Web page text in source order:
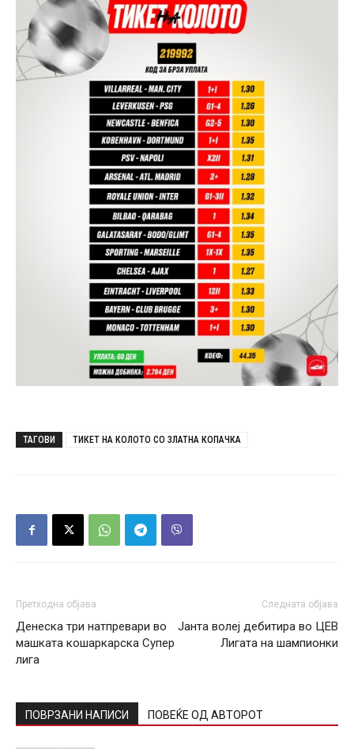
ТАГОВИ ТИКЕТ НА КОЛОТО СО ЗЛАТНА КОПАЧКА
Претходна објава
Денеска три натпревари во
машката кошаркарска Супер
лига
Следната објава
Јанта волеј дебитира во ЦЕВ
Лигата на шампионки
ПОВРЗАНИ НАПИСИ ПОВЕЌЕ ОД АВТОРОТ